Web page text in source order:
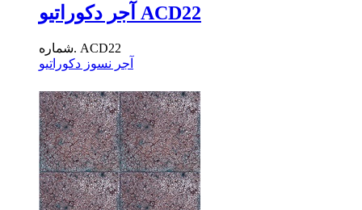
آجر دکوراتیو ACD22
شماره. ACD22
آجر نسوز دکوراتیو